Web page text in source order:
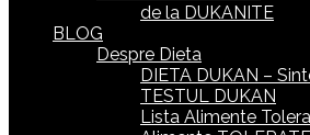
de la DUKANITE
BLOG
Despre Dieta
DIETA DUKAN –
TESTUL DUKAN
Lista Alimente